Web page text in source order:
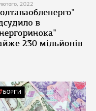
2022
в
230 мільйонів
БОРГИ